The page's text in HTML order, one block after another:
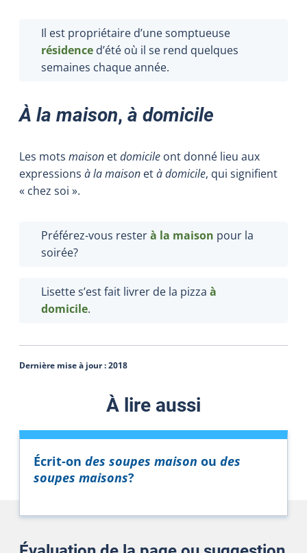
Il est propriétaire d’une somptueuse
résidence d’été où il se rend quelques
semaines chaque année.
À la maison, à domicile
Les mots maison etdomicile ont donné lieu aux
expressions à la maison età domicile, qui signifient
« chez soi ».
Préférez-vous resterà la maison pour la
soirée?
Lisette s’est fait livrer de la pizza à
domicile.
Dernière mise à jour :2018
À lire aussi
Écrit-on des soupes maison ou des
soupes maisons?